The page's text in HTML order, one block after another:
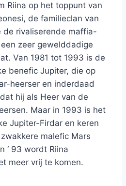
Riina op het toppunt van
de familieclan van
de rivaliserende maffia-
zeer gewelddadige
Van 1981 tot 1993 is de
benefic Jupiter, die op
heerser en inderdaad
hij als Heer van de
Maar in 1993 is het
Jupiter-Firdar en keren
malefic Mars
‘ 93 wordt Riina
meer vrij te komen.